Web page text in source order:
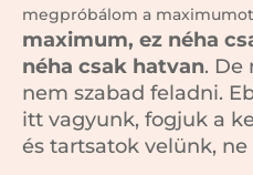
megpróbálom a
maximum, ez néha
néha csak hatvan. De
nem szabad feladni.
itt vagyunk, fogjuk a
és tartsatok velünk,